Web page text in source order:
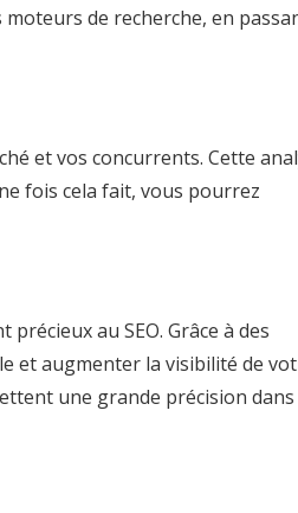
de recherche, en
et vos concurrents. Cette
fois cela fait, vous pourrez
au SEO. Grâce à des
et augmenter la visibilité de
une grande précision dans